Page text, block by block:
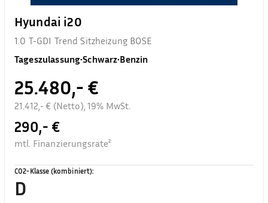
Hyundai i20
1.0 T-GDI Trend Sitzheizung BOSE
Tageszulassung•Schwarz•Benzin
25.480,- €
21.412,- € (Netto), 19% MwSt.
290,- €
mtl. Finanzierungsrate²
CO2-Klasse (kombiniert):
D